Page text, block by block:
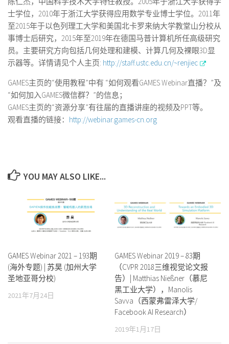
士学位，2010年于浙江大学获得应用数学专业博士学位。2011年
至2015年于以色列理工大学和美国北卡罗来纳大学教堂山分校从
事博士后研究，2015年至2019年在德国马普计算机所任高级研究
员。主要研究方向包括几何处理和建模、计算几何及裸眼3D显
示器等。详情请见个人主页: http://staff.ustc.edu.cn/~renjiec
GAMES主页的“使用教程”中有 “如何观看GAMES Webinar直播？”及
“如何加入GAMES微信群？”的信息；
GAMES主页的“资源分享”有往届的直播讲座的视频及PPT等。
观看直播的链接： http://webinar.games-cn.org
YOU MAY ALSO LIKE...
GAMES Webinar 2021 – 193期
(海外专题) | 苏昊 (加州大学
圣地亚哥分校)
2021年7月24日
GAMES Webinar 2019 – 83期
（CVPR 2018三维视觉论文报
告）| Matthias Nießner（慕尼
黑工业大学），Manolis
Savva（西蒙弗雷泽大学/
Facebook AI Research）
2019年1月17日